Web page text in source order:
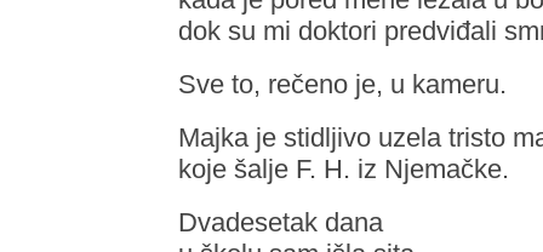
dok su mi doktori predviđali
Sve to, rečeno je, u kameru.
Majka je stidljivo uzela tristo
koje šalje F. H. iz Njemačke.
Dvadesetak dana